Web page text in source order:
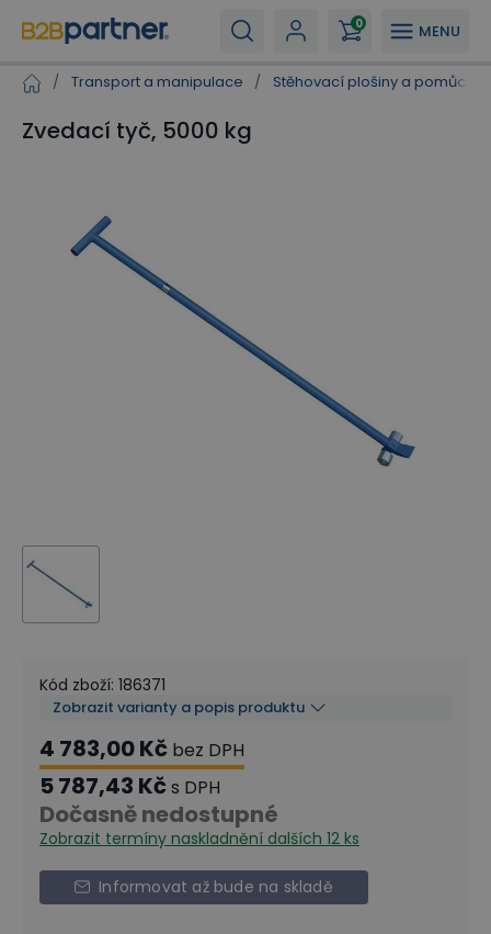
MENU
0
/ Transport a manipulace / Stěhovací plošiny a pomůcky
Zvedací tyč, 5000 kg
Kód zboží: 186371
Zobrazit varianty a popis produktu
4 783,00 Kč bez DPH
5 787,43 Kčs DPH
Dočasně nedostupné
Zobrazit termíny naskladnění dalších 12 ks
Informovat až bude na skladě